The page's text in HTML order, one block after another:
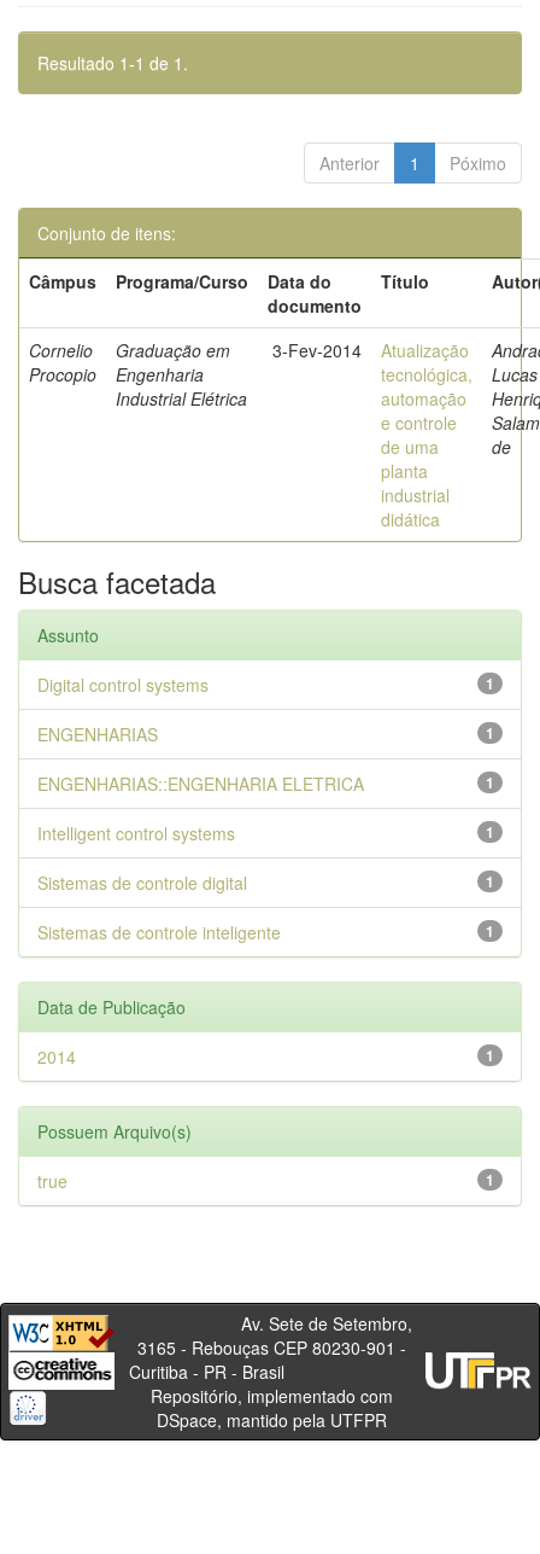
Resultado 1-1 de 1.
Anterior 1 Póximo
Conjunto de itens:
Câmpus
Programa/Curso
Data do
documento
Título
Cornelio
Procopio
Graduação em
Engenharia
Industrial Elétrica
3-Fev-2014
Atualização
tecnológica,
automação
e controle
de uma
planta
industrial
didática
Lucas
de
Busca facetada
Assunto
1
Digital control systems
1
ENGENHARIAS
1
ENGENHARIAS::ENGENHARIA ELETRICA
1
Intelligent control systems
1
Sistemas de controle digital
1
Sistemas de controle inteligente
Data de Publicação
1
2014
Possuem Arquivo(s)
1
true
Av. Sete de Setembro,
3165 - Rebouças CEP 80230-901 -
Curitiba - PR - Brasil
Repositório, implementado com
DSpace, mantido pela UTFPR